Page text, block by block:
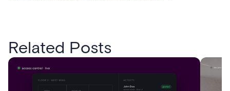
Related Posts